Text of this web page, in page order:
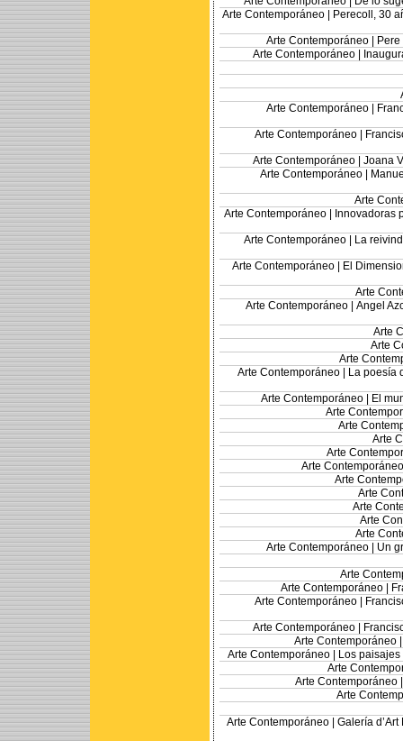
Arte Contemporáneo |
Perecoll, 30
Arte Contemporáneo |
Arte Contemporáneo |
Arte Contemporáneo |
Arte Contemporáneo |
Arte Contemporáneo | Joana
Arte Contemporáneo |
Arte
Arte Contemporáneo |
Innovadoras
Arte Contemporáneo | La
Arte Contemporáneo | El
Arte
Arte Contemporáneo | Angel
Arte
Arte
Arte
Arte Contemporáneo |
La poesía
Arte Contemporáneo |
El
Arte
Arte
Arte
Arte
Arte
Arte
Arte
Arte
Arte
Arte
Arte Contemporáneo | Un
Arte
Arte Contemporáneo |
Arte Contemporáneo |
Arte Contemporáneo |
Arte Contemporáneo
Arte Contemporáneo |
Los
Arte
Arte Contemporáneo
Arte
Arte Contemporáneo | Galería